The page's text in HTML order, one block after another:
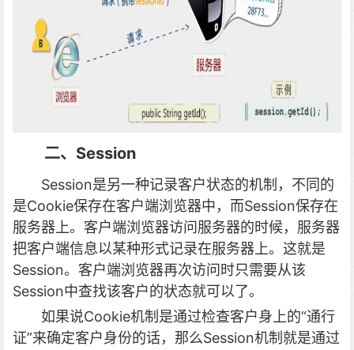
二、Session
Session是另一种记录客户状态的机制，不同的
是Cookie保存在客户端浏览器中，而Session保存在
服务器上。客户端浏览器访问服务器的时候，服务器
把客户端信息以某种形式记录在服务器上。这就是
Session。客户端浏览器再次访问时只需要从该
Session中查找该客户的状态就可以了。
如果说Cookie机制是通过检查客户身上的“通行
证”来确定客户身份的话，那么Session机制就是通过